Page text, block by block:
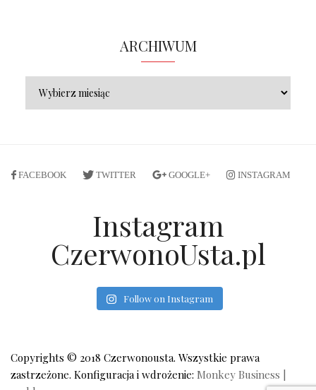
ARCHIWUM
FACEBOOK TWITTER GOOGLE+ INSTAGRAM
Instagram
CzerwonoUsta.pl
Follow on Instagram
Copyrights © 2018 Czerwonousta. Wszystkie prawa
zastrzeżone. Konfiguracja i wdrożenie: Monkey Business |